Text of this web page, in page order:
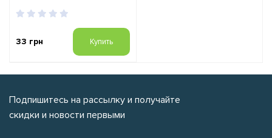
33 грн Купить
Подпишитесь на рассылку и получайте
скидки и новости первыми